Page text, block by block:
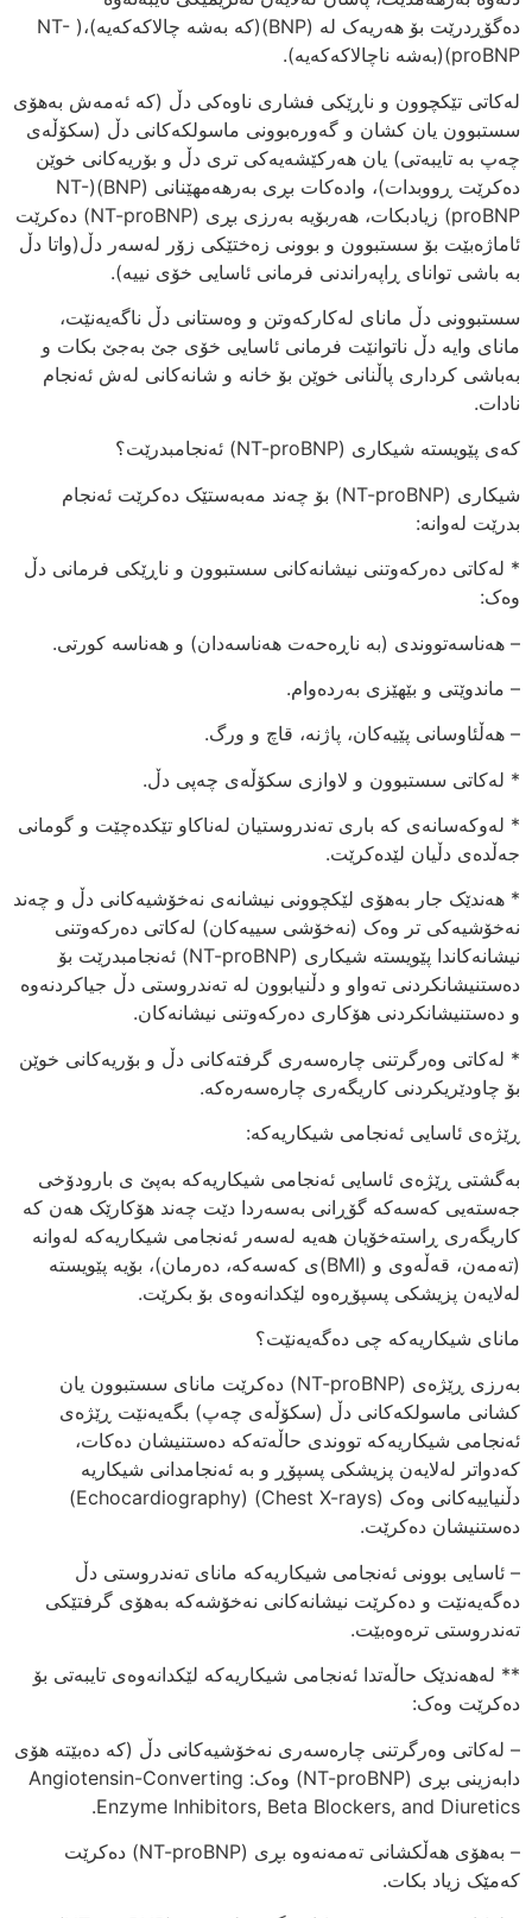
دەگۆڕدرێت بۆ هەریەک لە (BNP)(کە بەشە چالاکەکەیە)،( NT-
proBNP)(بەشە ناچالاکەکەیە).
لەکاتی تێکچوون و ناڕێکی فشاری ناوەکی دڵ (کە ئەمەش بەهۆی
سستبوون یان کشان و گەورەبوونی ماسولکەکانی دڵ (سکۆڵەی
چەپ بە تایبەتی) یان هەرکێشەیەکی تری دڵ و بۆریەکانی خوێن
دەکرێت ڕووبدات)، وادەکات بڕی بەرهەمهێنانی (BNP)(NT-
proBNP) زیادبکات، هەربۆیە بەرزی بڕی (NT-proBNP) دەکرێت
ئاماژەبێت بۆ سستبوون و بوونی زەختێکی زۆر لەسەر دڵ(واتا دڵ
بە باشی توانای ڕاپەراندنی فرمانی ئاسایی خۆی نییە).
سستبوونی دڵ مانای لەکارکەوتن و وەستانی دڵ ناگەیەنێت،
مانای وایە دڵ ناتوانێت فرمانی ئاسایی خۆی جێ بەجێ بکات و
بەباشی کرداری پاڵنانی خوێن بۆ خانە و شانەکانی لەش ئەنجام
نادات.
کەی پێویستە شیکاری (NT-proBNP) ئەنجامبدرێت؟
شیکاری (NT-proBNP) بۆ چەند مەبەستێک دەکرێت ئەنجام
بدرێت لەوانە:
* لەکاتی دەرکەوتنی نیشانەکانی سستبوون و ناڕێکی فرمانی دڵ
وەک:
– هەناسەتووندی (بە ناڕەحەت هەناسەدان) و هەناسە کورتی.
– ماندوێتی و بێهێزی بەردەوام.
– هەڵئاوسانی پێیەکان، پاژنە، قاچ و ورگ.
* لەکاتی سستبوون و لاوازی سکۆڵەی چەپی دڵ.
* لەوکەسانەی کە باری تەندروستیان لەناکاو تێکدەچێت و گومانی
جەڵدەی دڵیان لێدەکرێت.
* هەندێک جار بەهۆی لێکچوونی نیشانەی نەخۆشیەکانی دڵ و چەند
نەخۆشیەکی تر وەک (نەخۆشی سییەکان) لەکاتی دەرکەوتنی
نیشانەکاندا پێویستە شیکاری (NT-proBNP) ئەنجامبدرێت بۆ
دەستنیشانکردنی تەواو و دڵنیابوون لە تەندروستی دڵ جیاکردنەوە
و دەستنیشانکردنی هۆکاری دەرکەوتنی نیشانەکان.
* لەکاتی وەرگرتنی چارەسەری گرفتەکانی دڵ و بۆریەکانی خوێن
بۆ چاودێریکردنی کاریگەری چارەسەرەکە.
ڕێژەی ئاسایی ئەنجامی شیکاریەکە:
بەگشتی ڕێژەی ئاسایی ئەنجامی شیکاریەکە بەپێ ی بارودۆخی
جەستەیی کەسەکە گۆڕانی بەسەردا دێت چەند هۆکارێک هەن کە
کاریگەری ڕاستەخۆیان هەیە لەسەر ئەنجامی شیکاریەکە لەوانە
(تەمەن، قەڵەوی و (BMI)ی کەسەکە، دەرمان)، بۆیە پێویستە
لەلایەن پزیشکی پسپۆڕەوە لێکدانەوەی بۆ بکرێت.
مانای شیکاریەکە چی دەگەیەنێت؟
بەرزی ڕێژەی (NT-proBNP) دەکرێت مانای سستبوون یان
کشانی ماسولکەکانی دڵ (سکۆڵەی چەپ) بگەیەنێت ڕێژەی
ئەنجامی شیکاریەکە تووندی حاڵەتەکە دەستنیشان دەکات،
کەدواتر لەلایەن پزیشکی پسپۆڕ و بە ئەنجامدانی شیکاریە
دڵنیاییەکانی وەک (Chest X-rays) (Echocardiography)
دەستنیشان دەکرێت.
– ئاسایی بوونی ئەنجامی شیکاریەکە مانای تەندروستی دڵ
دەگەیەنێت و دەکرێت نیشانەکانی نەخۆشەکە بەهۆی گرفتێکی
تەندروستی ترەوەبێت.
** لەهەندێک حاڵەتدا ئەنجامی شیکاریەکە لێکدانەوەی تایبەتی بۆ
دەکرێت وەک:
– لەکاتی وەرگرتنی چارەسەری نەخۆشیەکانی دڵ (کە دەبێتە هۆی
دابەزینی بڕی (NT-proBNP) وەک: Angiotensin-Converting
Enzyme Inhibitors, Beta Blockers, and Diuretics.
– بەهۆی هەڵکشانی تەمەنەوە بڕی (NT-proBNP) دەکرێت
کەمێک زیاد بکات.